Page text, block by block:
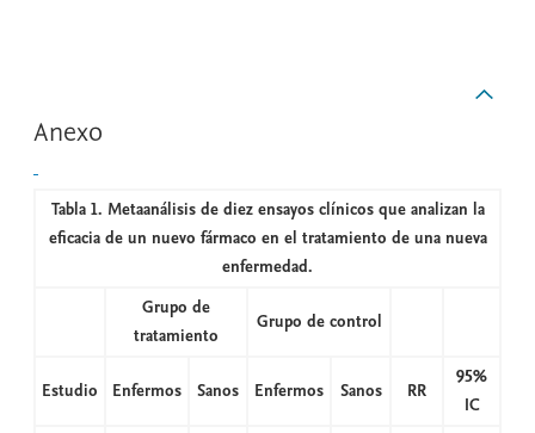
Anexo
Tabla 1. Metaanálisis de diez ensayos clínicos que analizan la
eficacia de un nuevo fármaco en el tratamiento de una nueva
enfermedad.
Grupo de
tratamiento
Grupo de control
Estudio Enfermos Sanos Enfermos Sanos RR
95%
IC